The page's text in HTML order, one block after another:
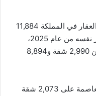
وخلال حزيران، بلغ إجمالي معاملات بيع العقار في المملكة 11,884
عقارا، بارتفاع نسبته 12% مقارنة بالشهر نفسه من عام 2025،
و13% مقارنة بالشهر السابق، توزعت بين 2,990 شقة و8,894
وتوزعت بيوعات حزيران في محافظة العاصمة على 2,073 شقة